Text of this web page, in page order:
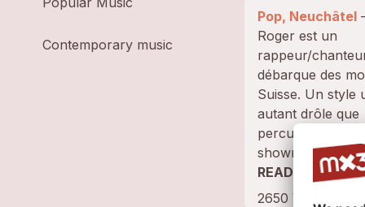
Contemporary music
Pop, Neuchâtel
Roger est un
rappeur/
débarque des
Suisse. Un style
autant drôle que
percutant, c'est
showman ! Armé
bretelles
sa chemise
READ
2650 VISITS •